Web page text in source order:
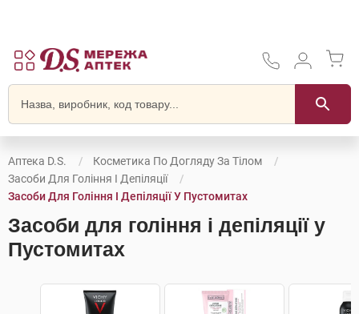
Аптека D.S.
Косметика По Догляду За Тілом
Засоби Для Гоління І Депіляції
Засоби Для Гоління І Депіляції У Пустомитах
Засоби для гоління і депіляції у
Пустомитах